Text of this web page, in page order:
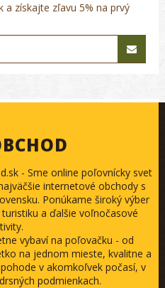
a získajte zľavu 5% na prvý
- Sme online poľovnícky svet
internetové obchody s
Ponúkame široký výber
a ďalšie voľnočasové
vybaví na poľovačku - od
na jednom mieste, kvalitne a
v akomkoľvek počasí, v
podmienkach.